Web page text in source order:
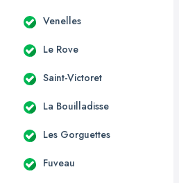
Venelles
Le Rove
Saint-Victoret
La Bouilladisse
Les Gorguettes
Fuveau